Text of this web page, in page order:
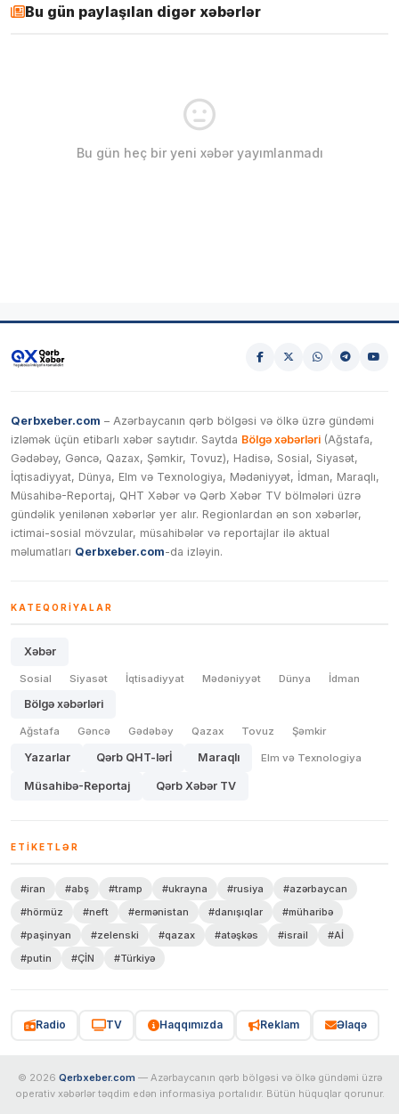
Bu gün paylaşılan digər xəbərlər
Bu gün heç bir yeni xəbər yayımlanmadı
Qerbxeber.com – Azərbaycanın qərb bölgəsi və ölkə üzrə gündəmi
izləmək üçün etibarlı xəbər saytıdır. Saytda Bölgə xəbərləri (Ağstafa,
Gədəbəy, Gəncə, Qazax, Şəmkir, Tovuz), Hadisə, Sosial, Siyasət,
İqtisadiyyat, Dünya, Elm və Texnologiya, Mədəniyyət, İdman, Maraqlı,
Müsahibə-Reportaj, QHT Xəbər və Qərb Xəbər TV bölmələri üzrə
gündəlik yenilənən xəbərlər yer alır. Regionlardan ən son xəbərlər,
ictimai-sosial mövzular, müsahibələr və reportajlar ilə aktual
məlumatları Qerbxeber.com-da izləyin.
KATEQORIYALAR
Xəbər
Sosial Siyasət İqtisadiyyat Mədəniyyət Dünya İdman
Bölgə xəbərləri
Ağstafa Gəncə Gədəbəy Qazax Tovuz Şəmkir
Yazarlar Qərb QHT-lərİ Maraqlı Elm və Texnologiya
Müsahibə-Reportaj Qərb Xəbər TV
ETIKETLƏR
#iran #abş #tramp #ukrayna #rusiya
#azərbaycan
#hörmüz
#neft #ermənistan #danışıqlar
#müharibə
#paşinyan
#zelenski #qazax #atəşkəs #israil
#Aİ
#putin
#ÇİN #Türkiyə
Radio TV Haqqımızda Reklam Əlaqə
© 2026 Qerbxeber.com — Azərbaycanın qərb bölgəsi və ölkə gündəmi üzrə
operativ xəbərlər təqdim edən informasiya portalıdır. Bütün hüquqlar qorunur.